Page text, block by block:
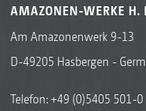
AMAZONEN-WERKE H.
Am Amazonenwerk 9-13
D-49205 Hasbergen -
Telefon:+49 (0)5405 501-0